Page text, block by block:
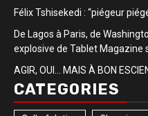
Félix Tshisekedi : “piégeur
De Lagos à Paris, de
explosive de Tablet Magazine
AGIR, OUI… MAIS À BON
CATEGORIES